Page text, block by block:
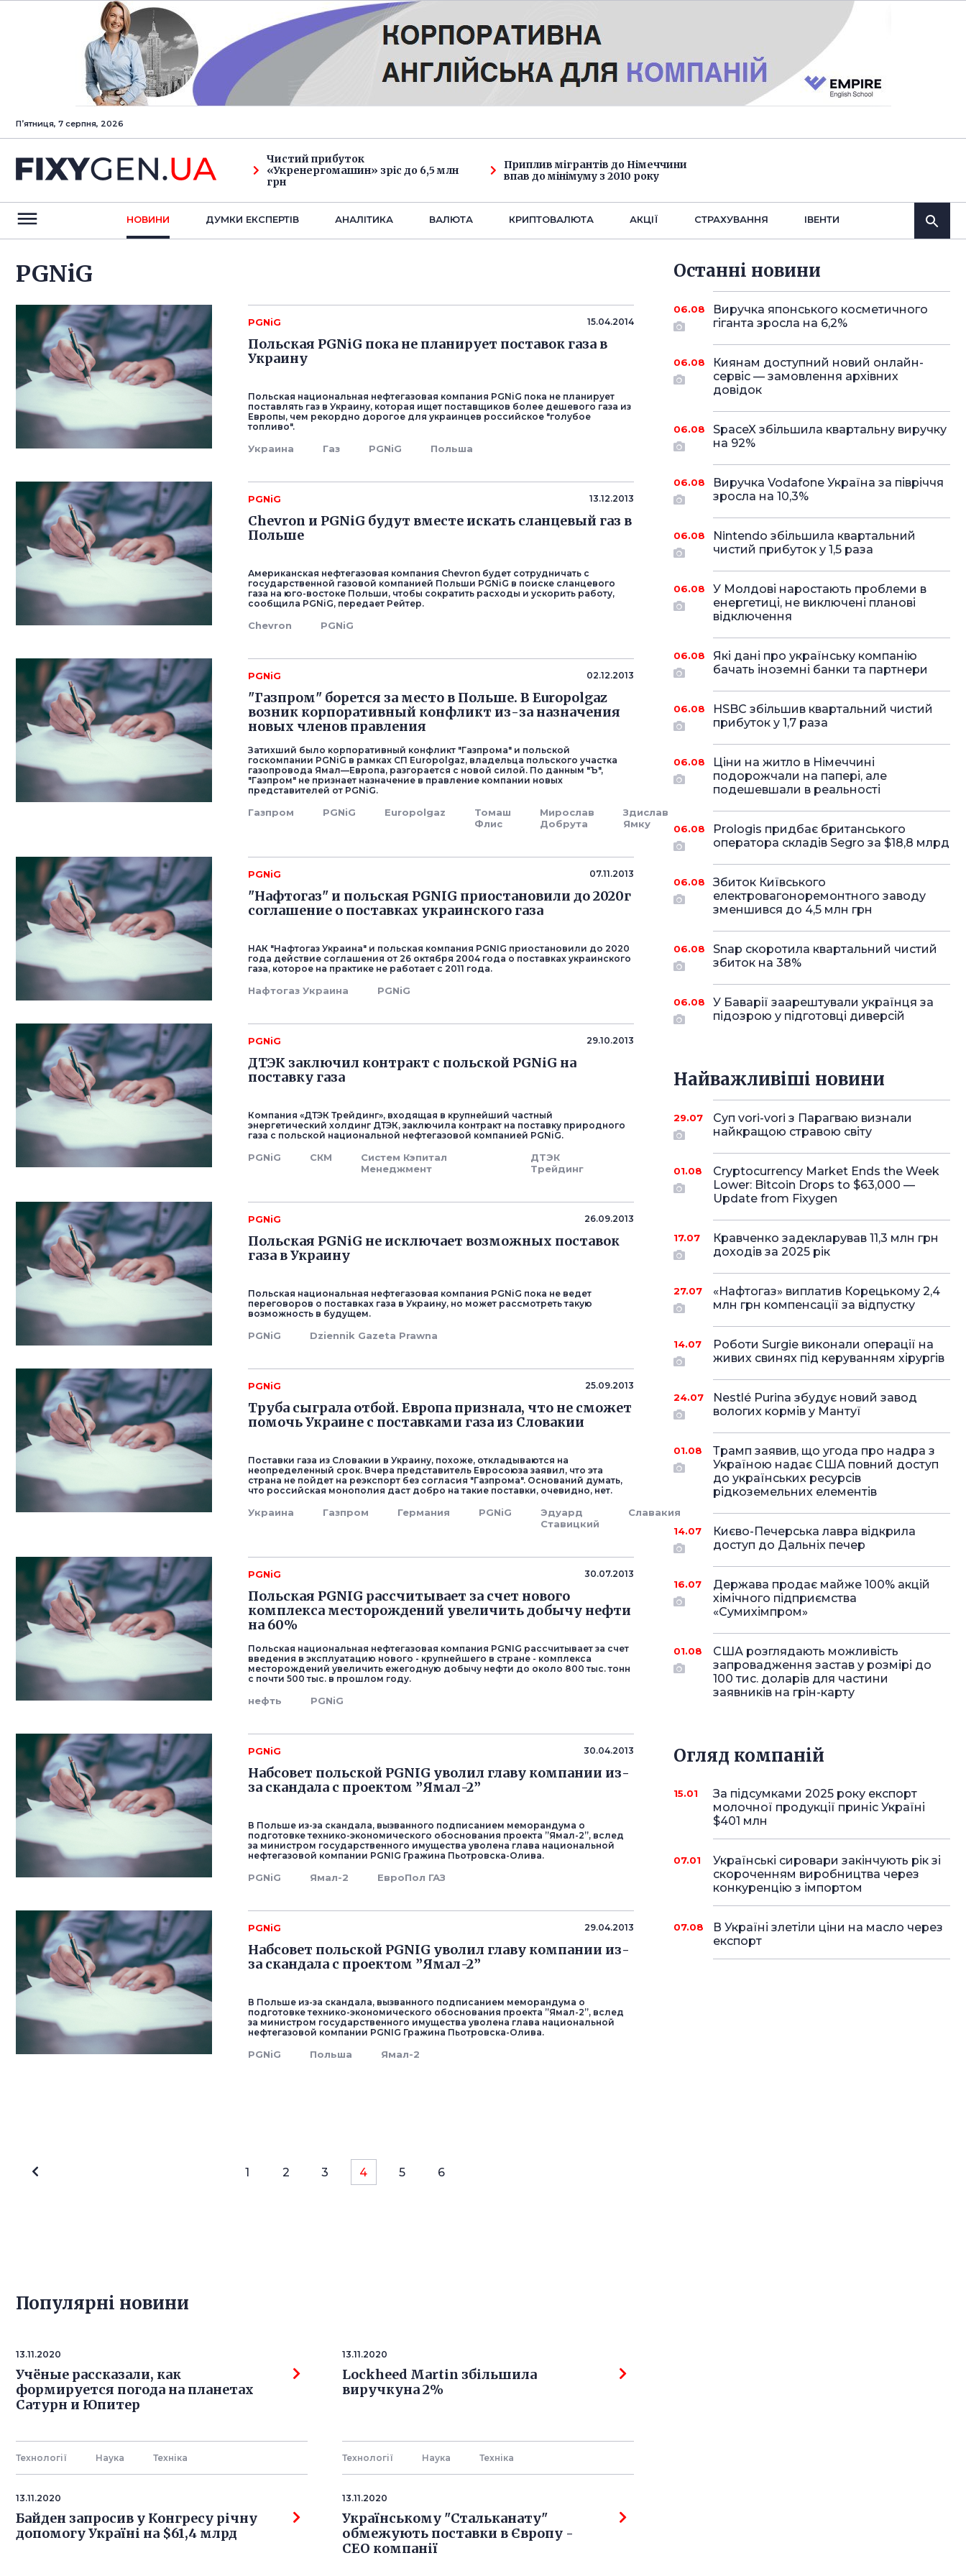
Пʼятниця, 7 серпня, 2026
Чистий прибуток
«Укренергомашин» зріс до 6,5 млн
грн
Приплив мігрантів до Німеччини
впав до мінімуму з 2010 року
НОВИНИ ДУМКИ ЕКСПЕРТIВ АНАЛIТИКА ВАЛЮТА КРИПТОВАЛЮТА АКЦІЇ СТРАХУВАННЯ IВЕНТИ
PGNiG
PGNiG 15.04.2014
Польская PGNiG пока не планирует поставок газа в
Украину
Польская национальная нефтегазовая компания PGNiG пока не планирует
поставлять газ в Украину, которая ищет поставщиков более дешевого газа из
Европы, чем рекордно дорогое для украинцев российское "голубое
топливо".
Украина Газ PGNiG Польша
PGNiG 13.12.2013
Chevron и PGNiG будут вместе искать сланцевый газ в
Польше
Американская нефтегазовая компания Chevron будет сотрудничать с
государственной газовой компанией Польши PGNiG в поиске сланцевого
газа на юго-востоке Польши, чтобы сократить расходы и ускорить работу,
сообщила PGNiG, передает Рейтер.
Chevron PGNiG
PGNiG 02.12.2013
"Газпром" борется за место в Польше. В Europolgaz
возник корпоративный конфликт из-за назначения
новых членов правления
Затихший было корпоративный конфликт "Газпрома" и польской
госкомпании PGNiG в рамках СП Europolgaz, владельца польского участка
газопровода Ямал—Европа, разгорается с новой силой. По данным "Ъ",
"Газпром" не признает назначение в правление компании новых
представителей от PGNiG.
Газпром PGNiG Europolgaz
Томаш
Флис
Мирослав
Добрута
Здислав
Ямку
PGNiG 07.11.2013
"Нафтогаз" и польская PGNIG приостановили до 2020г
соглашение о поставках украинского газа
НАК "Нафтогаз Украина" и польская компания PGNIG приостановили до 2020
года действие соглашения от 26 октября 2004 года о поставках украинского
газа, которое на практике не работает с 2011 года.
Нафтогаз Украина PGNiG
PGNiG 29.10.2013
ДТЭК заключил контракт с польской PGNiG на
поставку газа
Компания «ДТЭК Трейдинг», входящая в крупнейший частный
энергетический холдинг ДТЭК, заключила контракт на поставку природного
газа с польской национальной нефтегазовой компанией PGNiG.
PGNiG СКМ
Систем Кэпитал
Менеджмент
ДТЭК
Трейдинг
PGNiG 26.09.2013
Польская PGNiG не исключает возможных поставок
газа в Украину
Польская национальная нефтегазовая компания PGNiG пока не ведет
переговоров о поставках газа в Украину, но может рассмотреть такую
возможность в будущем.
PGNiG Dziennik Gazeta Prawna
PGNiG 25.09.2013
Труба сыграла отбой. Европа признала, что не сможет
помочь Украине с поставками газа из Словакии
Поставки газа из Словакии в Украину, похоже, откладываются на
неопределенный срок. Вчера представитель Евросоюза заявил, что эта
страна не пойдет на реэкспорт без согласия "Газпрома". Оснований думать,
что российская монополия даст добро на такие поставки, очевидно, нет.
Украина Газпром Германия PGNiG
Эдуард
Ставицкий
Славакия
PGNiG 30.07.2013
Польская PGNIG рассчитывает за счет нового
комплекса месторождений увеличить добычу нефти
на 60%
Польская национальная нефтегазовая компания PGNIG рассчитывает за счет
введения в эксплуатацию нового - крупнейшего в стране - комплекса
месторождений увеличить ежегодную добычу нефти до около 800 тыс. тонн
с почти 500 тыс. в прошлом году.
нефть PGNiG
PGNiG 30.04.2013
Набсовет польской PGNIG уволил главу компании из-
за скандала с проектом ”Ямал-2”
В Польше из-за скандала, вызванного подписанием меморандума о
подготовке технико-экономического обоснования проекта ”Ямал-2”, вслед
за министром государственного имущества уволена глава национальной
нефтегазовой компании PGNIG Гражина Пьотровска-Олива.
PGNiG Ямал-2 ЕвроПол ГАЗ
PGNiG 29.04.2013
Набсовет польской PGNIG уволил главу компании из-
за скандала с проектом ”Ямал-2”
В Польше из-за скандала, вызванного подписанием меморандума о
подготовке технико-экономического обоснования проекта ”Ямал-2”, вслед
за министром государственного имущества уволена глава национальной
нефтегазовой компании PGNIG Гражина Пьотровска-Олива.
PGNiG Польша Ямал-2
1 2 3 4 5 6
Популярнi новини
13.11.2020
Учёные рассказали, как
формируется погода на планетах
Сатурн и Юпитер
Технології Наука Технiка
13.11.2020
Lockheed Martin збільшила
виручкуна 2%
Технології Наука Технiка
13.11.2020
Байден запросив у Конгресу річну
допомогу Україні на $61,4 млрд
13.11.2020
Українському "Стальканату"
обмежують поставки в Європу -
СЕО компанії
Останнi новини
06.08
Виручка японського косметичного
гіганта зросла на 6,2%
06.08
Киянам доступний новий онлайн-
сервіс — замовлення архівних
довідок
06.08
SpaceX збільшила квартальну виручку
на 92%
06.08
Виручка Vodafone Україна за півріччя
зросла на 10,3%
06.08
Nintendo збільшила квартальний
чистий прибуток у 1,5 раза
06.08
У Молдові наростають проблеми в
енергетиці, не виключені планові
відключення
06.08
Які дані про українську компанію
бачать іноземні банки та партнери
06.08
HSBC збільшив квартальний чистий
прибуток у 1,7 раза
06.08
Ціни на житло в Німеччині
подорожчали на папері, але
подешевшали в реальності
06.08
Prologis придбає британського
оператора складів Segro за $18,8 млрд
06.08
Збиток Київського
електровагоноремонтного заводу
зменшився до 4,5 млн грн
06.08
Snap скоротила квартальний чистий
збиток на 38%
06.08
У Баварії заарештували українця за
підозрою у підготовці диверсій
Найважливіші новини
29.07
Суп vori-vori з Парагваю визнали
найкращою стравою світу
01.08
Cryptocurrency Market Ends the Week
Lower: Bitcoin Drops to $63,000 —
Update from Fixygen
17.07
Кравченко задекларував 11,3 млн грн
доходів за 2025 рік
27.07
«Нафтогаз» виплатив Корецькому 2,4
млн грн компенсації за відпустку
14.07
Роботи Surgie виконали операції на
живих свинях під керуванням хірургів
24.07
Nestlé Purina збудує новий завод
вологих кормів у Мантуї
01.08
Трамп заявив, що угода про надра з
Україною надає США повний доступ
до українських ресурсів
рідкоземельних елементів
14.07
Києво-Печерська лавра відкрила
доступ до Дальніх печер
16.07
Держава продає майже 100% акцій
хімічного підприємства
«Сумихімпром»
01.08
США розглядають можливість
запровадження застав у розмірі до
100 тис. доларів для частини
заявників на грін-карту
Огляд компаній
15.01
За підсумками 2025 року експорт
молочної продукції приніс Україні
$401 млн
07.01
Українські сировари закінчують рік зі
скороченням виробництва через
конкуренцію з імпортом
07.08
В Україні злетіли ціни на масло через
експорт